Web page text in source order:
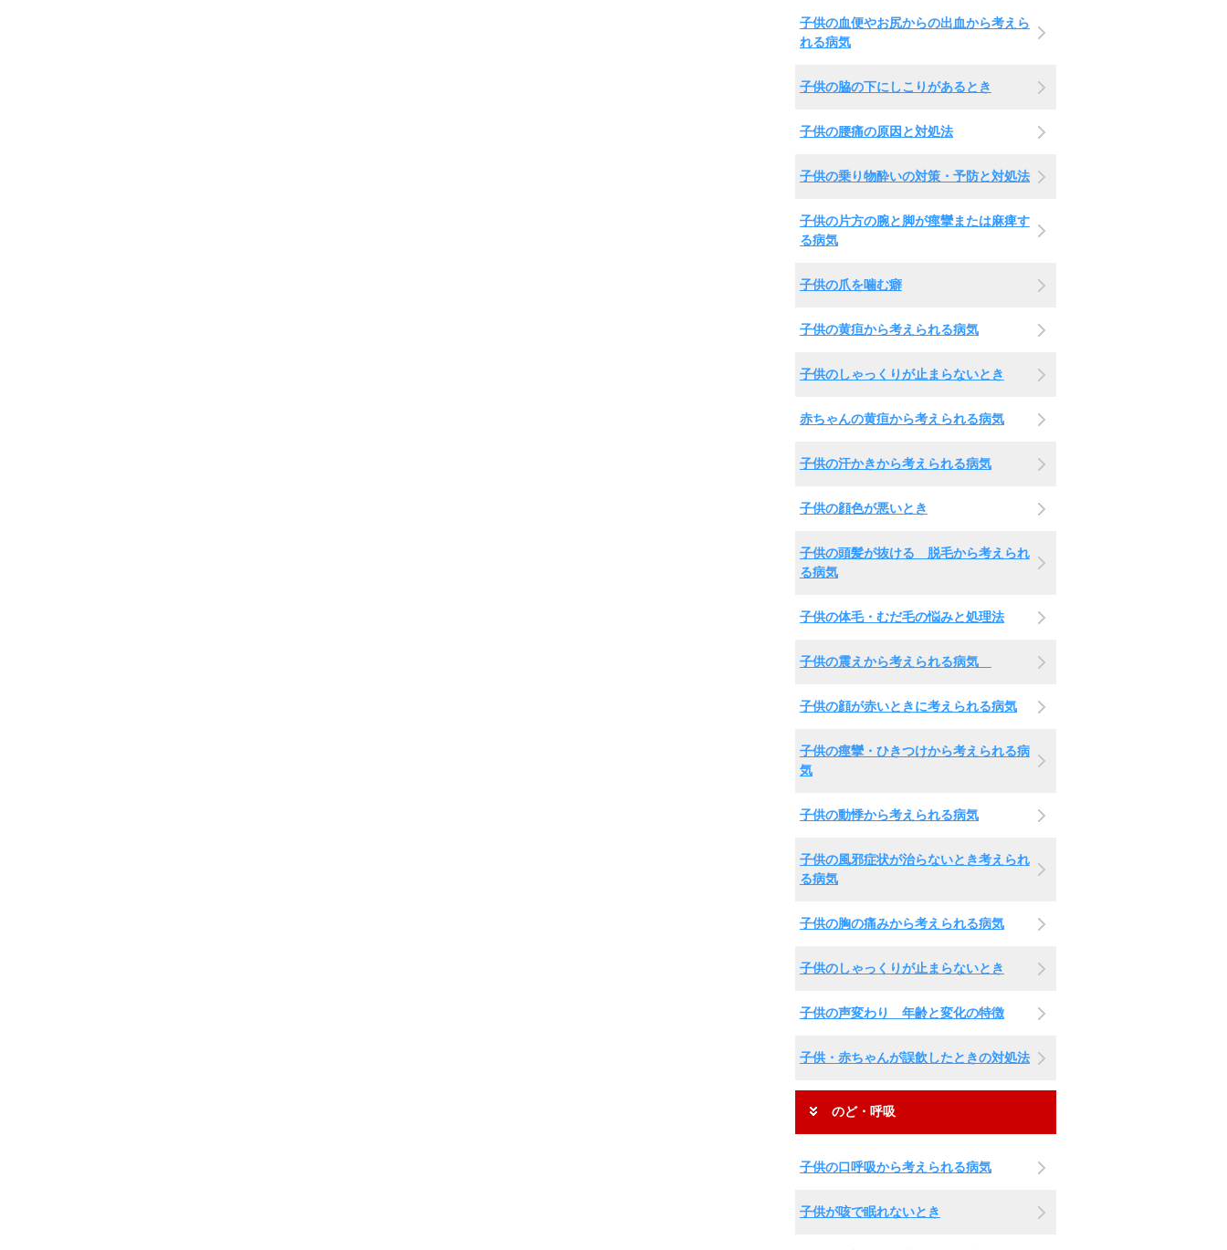
子供の血便やお尻からの出血から考えら
れる病気
子供の脇の下にしこりがあるとき
子供の腰痛の原因と対処法
子供の乗り物酔いの対策・予防と対処法
子供の片方の腕と脚が痙攣または麻痺す
る病気
子供の爪を噛む癖
子供の黄疸から考えられる病気
子供のしゃっくりが止まらないとき
赤ちゃんの黄疸から考えられる病気
子供の汗かきから考えられる病気
子供の顔色が悪いとき
子供の頭髪が抜ける 脱毛から考えられ
る病気
子供の体毛・むだ毛の悩みと処理法
子供の震えから考えられる病気
子供の顔が赤いときに考えられる病気
子供の痙攣・ひきつけから考えられる病
気
子供の動悸から考えられる病気
子供の風邪症状が治らないとき考えられ
る病気
子供の胸の痛みから考えられる病気
子供のしゃっくりが止まらないとき
子供の声変わり 年齢と変化の特徴
子供・赤ちゃんが誤飲したときの対処法
のど・呼吸
子供の口呼吸から考えられる病気
子供が咳で眠れないとき